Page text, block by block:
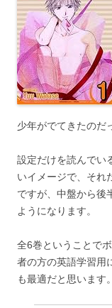
少年がでてきたのだ
設定だけを読んでい
いイメージで、それ
ですが、中盤から後
ようになります。
全6巻ということで
者の方の英語学習用
も最適だと思います。